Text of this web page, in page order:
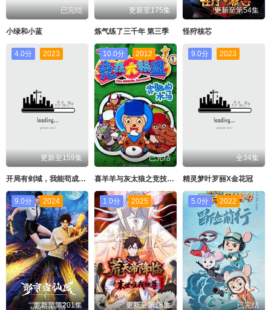
已完结
小绿和小蓝
更新至175集
炼气练了三千年 第三季
更新至第54集
怪狩核芯
4.0分 2023
更新至159集
开局有剑域，我能苟成剑神
10.0分 2012
已完结
喜羊羊与灰太狼之竞技大联盟
9.0分 2023
全34集
精灵梦叶罗丽X金花冠
9.0分 2024
更新至第201集
1.0分 2025
更新至第18集
5.0分 2022
已完结